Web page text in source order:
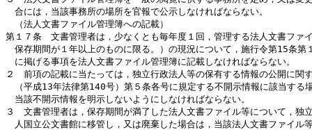
合には，当該事務所の場所を官報で公示しなければならない。
（法人文書ファイル管理簿への記載）
第１７条　文書管理者は，少なくとも毎年度１回，管理する法人文書ファ
保存期間が１年以上のものに限る。）の現況について，施行令第15条第
に掲げる事項を法人文書ファイル管理簿に記載しなければならない。
２　前項の記載に当たっては，独立行政法人等の保有する情報の公開に関
（平成13年法律第140号）第５条各号に規定する不開示情報に該当する
当該不開示情報を明示しないようにしなければならない。
３　文書管理者は，保存期間が満了した法人文書ファイル等について，独
人国立公文書館に移管し，又は廃棄した場合は，当該法人文書ファイル